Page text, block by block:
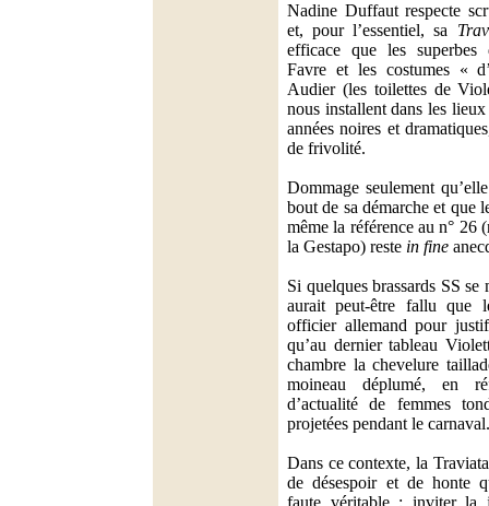
Nadine Duffaut respecte
et, pour l’essentiel, sa
efficace que les superbes
Favre et les costumes «
Audier (les toilettes de
nous installent dans les lieux
années noires et
de frivolité.
Dommage seulement
bout de sa démarche et que
même la référence au n° 26
la Gestapo) reste in fine
Si quelques brassards SS
aurait peut-être fallu que
officier allemand pour
qu’au dernier tableau
chambre la chevelure
moineau déplumé, en
d’actualité de femmes
projetées pendant le carnaval.
Dans ce contexte, la
de désespoir et de honte
faute véritable : inviter la